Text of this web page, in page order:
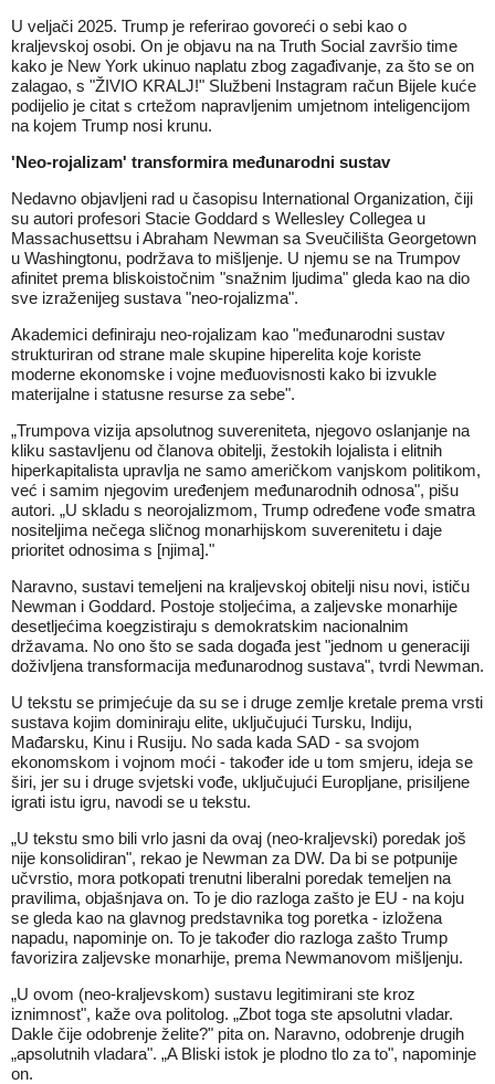
U veljači 2025. Trump je referirao govoreći o sebi kao o
kraljevskoj osobi. On je objavu na na Truth Social završio time
kako je New York ukinuo naplatu zbog zagađivanje, za što se on
zalagao, s "ŽIVIO KRALJ!" Službeni Instagram račun Bijele kuće
podijelio je citat s crtežom napravljenim umjetnom inteligencijom
na kojem Trump nosi krunu.
'Neo-rojalizam' transformira međunarodni sustav
Nedavno objavljeni rad u časopisu International Organization, čiji
su autori profesori Stacie Goddard s Wellesley Collegea u
Massachusettsu i Abraham Newman sa Sveučilišta Georgetown
u Washingtonu, podržava to mišljenje. U njemu se na Trumpov
afinitet prema bliskoistočnim "snažnim ljudima" gleda kao na dio
sve izraženijeg sustava "neo-rojalizma".
Akademici definiraju neo-rojalizam kao "međunarodni sustav
strukturiran od strane male skupine hiperelita koje koriste
moderne ekonomske i vojne međuovisnosti kako bi izvukle
materijalne i statusne resurse za sebe".
„Trumpova vizija apsolutnog suvereniteta, njegovo oslanjanje na
kliku sastavljenu od članova obitelji, žestokih lojalista i elitnih
hiperkapitalista upravlja ne samo američkom vanjskom politikom,
već i samim njegovim uređenjem međunarodnih odnosa", pišu
autori. „U skladu s neorojalizmom, Trump određene vođe smatra
nositeljima nečega sličnog monarhijskom suverenitetu i daje
prioritet odnosima s [njima]."
Naravno, sustavi temeljeni na kraljevskoj obitelji nisu novi, ističu
Newman i Goddard. Postoje stoljećima, a zaljevske monarhije
desetljećima koegzistiraju s demokratskim nacionalnim
državama. No ono što se sada događa jest "jednom u generaciji
doživljena transformacija međunarodnog sustava", tvrdi Newman.
U tekstu se primjećuje da su se i druge zemlje kretale prema vrsti
sustava kojim dominiraju elite, uključujući Tursku, Indiju,
Mađarsku, Kinu i Rusiju. No sada kada SAD - sa svojom
ekonomskom i vojnom moći - također ide u tom smjeru, ideja se
širi, jer su i druge svjetski vođe, uključujući Europljane, prisiljene
igrati istu igru, navodi se u tekstu.
„U tekstu smo bili vrlo jasni da ovaj (neo-kraljevski) poredak još
nije konsolidiran", rekao je Newman za DW. Da bi se potpunije
učvrstio, mora potkopati trenutni liberalni poredak temeljen na
pravilima, objašnjava on. To je dio razloga zašto je EU - na koju
se gleda kao na glavnog predstavnika tog poretka - izložena
napadu, napominje on. To je također dio razloga zašto Trump
favorizira zaljevske monarhije, prema Newmanovom mišljenju.
„U ovom (neo-kraljevskom) sustavu legitimirani ste kroz
iznimnost", kaže ova politolog. „Zbot toga ste apsolutni vladar.
Dakle čije odobrenje želite?" pita on. Naravno, odobrenje drugih
„apsolutnih vladara". „A Bliski istok je plodno tlo za to", napominje
on.